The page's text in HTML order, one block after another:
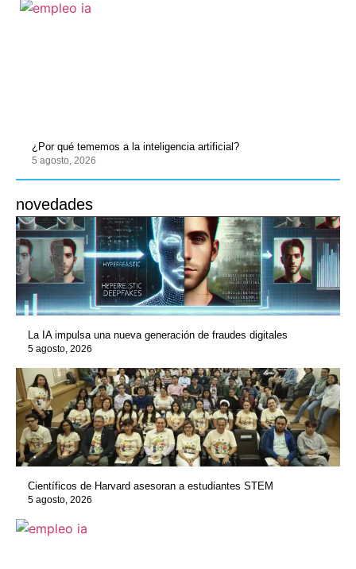
¿Por qué tememos a la inteligencia artificial?
5 agosto, 2026
novedades
La IA impulsa una nueva generación de fraudes digitales
5 agosto, 2026
Científicos de Harvard asesoran a estudiantes STEM
5 agosto, 2026